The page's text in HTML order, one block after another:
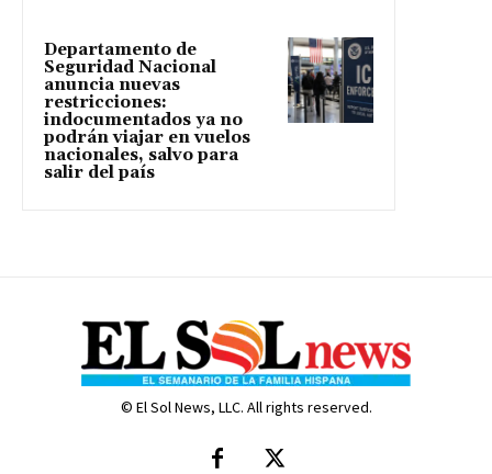
Departamento de
Seguridad Nacional
anuncia nuevas
restricciones:
indocumentados ya no
podrán viajar en vuelos
nacionales, salvo para
salir del país
© El Sol News, LLC. All rights reserved.